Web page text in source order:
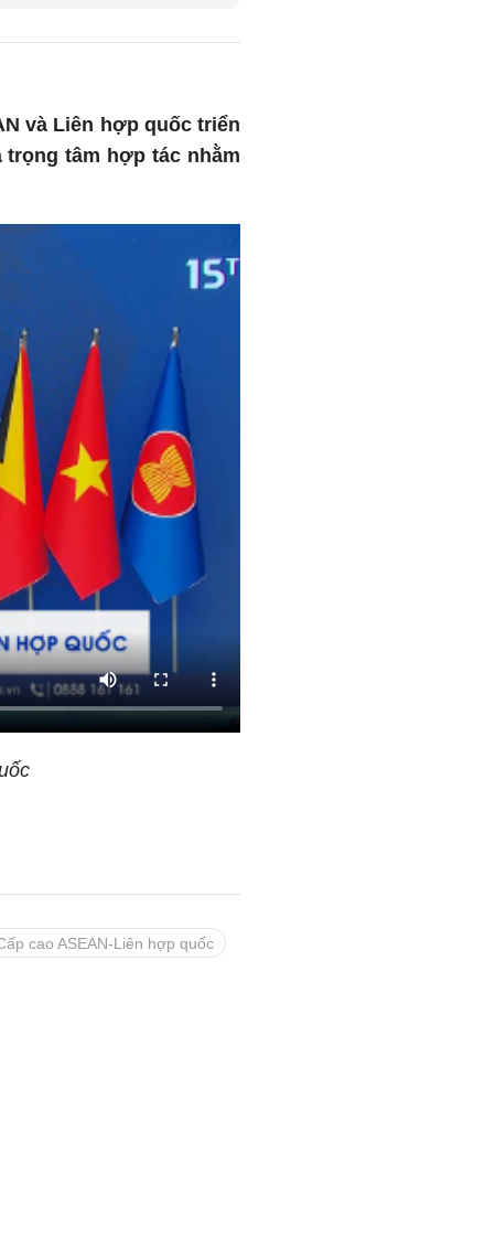
và Liên hợp quốc triển
trọng tâm hợp tác nhằm
cao ASEAN-Liên hợp quốc